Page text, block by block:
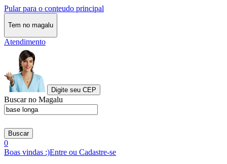
Pular para o conteudo principal
Tem no magalu
Atendimento
Digite seu CEP
Buscar no Magalu
Buscar
0
Boas vindas :)Entre ou Cadastre-se